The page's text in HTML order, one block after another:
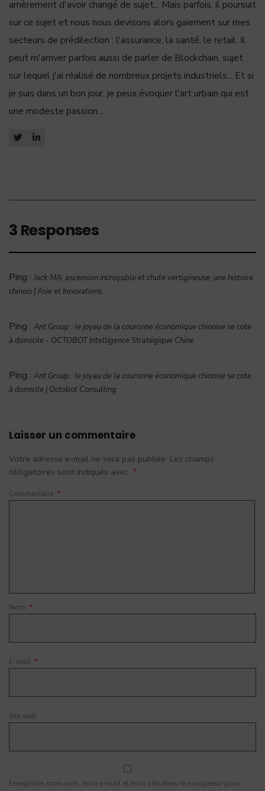
amèrement d'avoir changé de sujet... Mais parfois, il poursuit
sur ce sujet et nous nous devisons alors gaiement sur mes
secteurs de prédilection : l'assurance, la santé, le retail. Il
peut m'arriver parfois aussi de parler de Blockchain, sujet
sur lequel j'ai réalisé de nombreux projets industriels... Et si
je suis dans un bon jour, je peux évoquer l'art urbain qui est
une modeste passion...
3 Responses
Ping :Jack MA, ascension incroyable et chute vertigineuse, une histoire
chinois | Asie et Innovations
Ping : Ant Group : le joyau de la couronne économique chinoise se cote
à domicile - OCTOBOT Intelligence Stratégique Chine
Ping : Ant Group : le joyau de la couronne économique chinoise se cote
à domicile | Octobot Consulting
Laisser un commentaire
Votre adresse e-mail ne sera pas publiée. Les champs
obligatoires sont indiqués avec *
Commentaire *
Nom *
E-mail *
Site web
Enregistrer mon nom, mon e-mail et mon site dans le navigateur pour